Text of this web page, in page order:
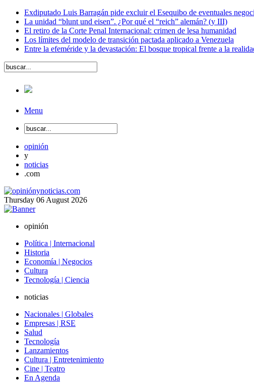
Exdiputado Luis Barragán pide excluir el Esequibo de eventuales
La unidad “blunt und eisen”. ¿Por qué el “reich” alemán? (y III)
El retiro de la Corte Penal Internacional: crimen de lesa humanidad
Los límites del modelo de transición pactada aplicado a Venezuela
Entre la efeméride y la devastación: El bosque tropical frente a la
Menu
opinión
y
noticias
.com
Thursday 06 August 2026
opinión
Política | Internacional
Historia
Economía | Negocios
Cultura
Tecnología | Ciencia
noticias
Nacionales | Globales
Empresas | RSE
Salud
Tecnología
Lanzamientos
Cultura | Entretenimiento
Cine | Teatro
En Agenda